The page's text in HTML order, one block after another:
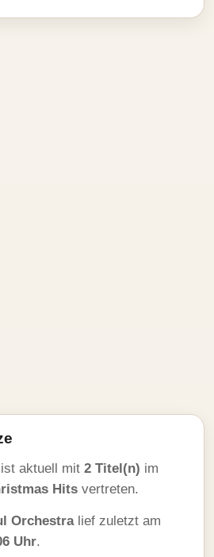
aktuell mit 2 Titel(n) im
Hits vertreten.
Orchestralief zuletzt am
Uhr.